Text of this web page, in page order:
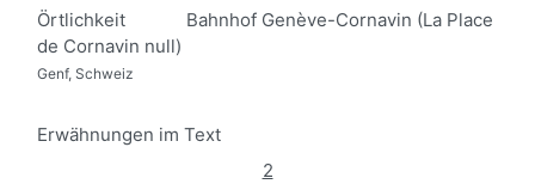
Örtlichkeit
Bahnhof Genève-Cornavin (La Place
de Cornavin null)
Genf, Schweiz
Erwähnungen im Text
2